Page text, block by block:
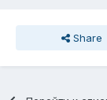
Share